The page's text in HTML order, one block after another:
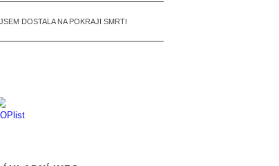
DOSTALA NA POKRAJI SMRTI